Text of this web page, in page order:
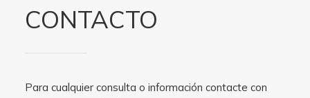
CONTACTO
Para cualquier consulta o información contacte con